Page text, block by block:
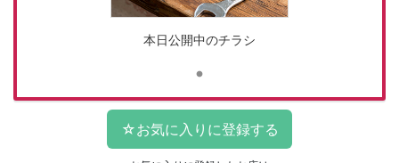
本日公開中のチラシ